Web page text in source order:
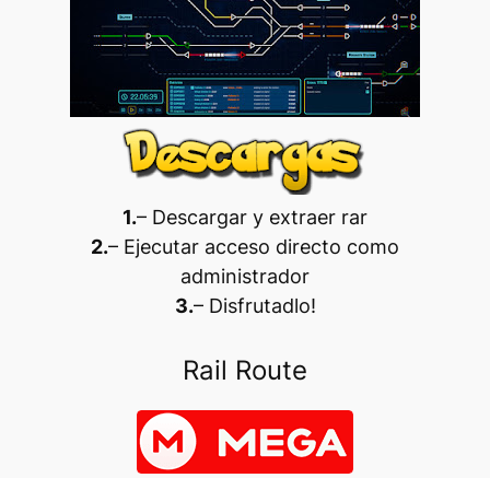
1.– Descargar y extraer rar
2.– Ejecutar acceso directo como
administrador
3.– Disfrutadlo!
Rail Route